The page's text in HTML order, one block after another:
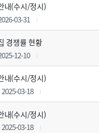
내(수시/정시)
03-31
경쟁률 현황
12-10
내(수시/정시)
2025-03-18
내(수시/정시)
2025-03-18